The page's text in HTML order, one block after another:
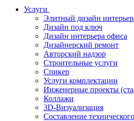
Услуги
Элитный дизайн
Дизайн под ключ
Дизайн интерьера офиса
Дизайнерский ремонт
Авторский надзор
Строительные услуги
Спикер
Услуги комплектации
Инженерные проекты
Коллажи
3D-Визуализация
Составление